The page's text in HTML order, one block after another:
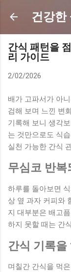
건강한
간식 패턴을
리 가이드
2/02/2026
배가 고파서가 아
검해 보며 느낀 변
기록해 보니 생각
는 것만으로도 식
실천 가능한 간식
무심코 반복
하루를 돌아보면
상 옆 과자 커피와
지 대부분은 배고
하지 못할 때는 간
간식 기록을
며칠간 간식을 먹